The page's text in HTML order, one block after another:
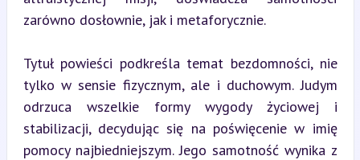
zarówno dosłownie, jak i metaforycznie.
Tytuł powieści podkreśla temat bezdomności, nie
tylko w sensie fizycznym, ale i duchowym. Judym
odrzuca wszelkie formy wygody życiowej i
stabilizacji, decydując się na poświęcenie w imię
pomocy najbiedniejszym. Jego samotność wynika z